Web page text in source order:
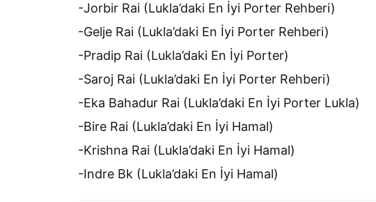
-Jorbir Rai (Lukla’daki En İyi Porter Rehberi)
-Gelje Rai (Lukla’daki En İyi Porter Rehberi)
-Pradip Rai (Lukla’daki En İyi Porter)
-Saroj Rai (Lukla’daki En İyi Porter Rehberi)
-Eka Bahadur Rai (Lukla’daki En İyi Porter Lukla)
-Bire Rai (Lukla’daki En İyi Hamal)
-Krishna Rai (Lukla’daki En İyi Hamal)
-Indre Bk (Lukla’daki En İyi Hamal)